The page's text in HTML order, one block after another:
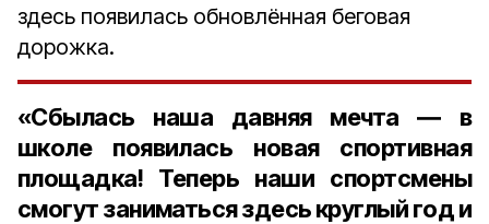
здесь появилась обновлённая беговая
дорожка.
«Сбылась наша давняя мечта ― в
школе появилась новая спортивная
площадка! Теперь наши спортсмены
смогут заниматься здесь круглый год и